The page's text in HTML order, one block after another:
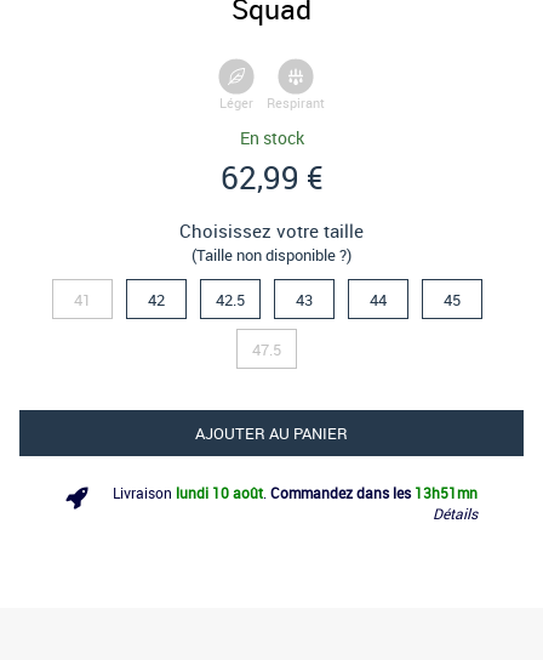
Squad
Léger Respirant
En stock
62,99 €
Choisissez votre taille
(Taille non disponible ?)
41 42 42.5 43 44 45
47.5
AJOUTER AU PANIER
Livraison lundi 10 août Commandez dans les 13h51mn
Détails